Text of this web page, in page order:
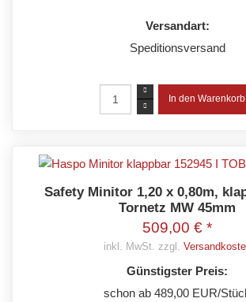
Versandart:
Speditionsversand
Safety Minitor 1,20 x 0,80m,
Tornetz MW 45mm
509,00 € *
inkl. MwSt. zzgl.
Günstigster Preis:
schon ab 489,00 EUR/